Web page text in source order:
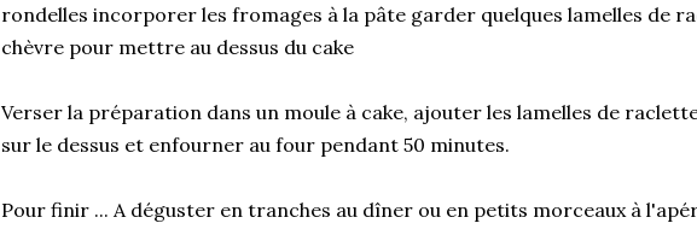
rondelles incorporer les fromages à la pâte garder quelques lamelles de
chèvre pour mettre au dessus du cake
Verser la préparation dans un moule à cake, ajouter les lamelles de
sur le dessus et enfourner au four pendant 50 minutes.
Pour finir ... A déguster en tranches au dîner ou en petits morceaux à